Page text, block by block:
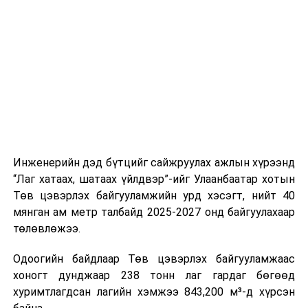
өдөр тутмын ажлын бэлэн байдлыг хангах зэрэг
практик ур чадварыг сургалтын хөтөлбөрт тусгажээ.
Сургалтыг танилцуулах лекц, асуулт-хариулт,
жишээнд суурилсан сургалт, багаар ажиллах дасгал,
танилцах, онцгой нөхцөлд ажиллах дадлага зэрэг
онол, практик хосолсон хэлбэрээр зохион байгуулж
байна.
Инженерийн дэд бүтцийг сайжруулах ажлын хүрээнд
“Лаг хатаах, шатаах үйлдвэр”-ийг Улаанбаатар хотын
Төв цэвэрлэх байгууламжийн урд хэсэгт, нийт 40
мянган ам метр талбайд 2025-2027 онд байгуулахаар
төлөвлөжээ.
Одоогийн байдлаар Төв цэвэрлэх байгууламжаас
хоногт дунджаар 238 тонн лаг гардаг бөгөөд
хуримтлагдсан лагийн хэмжээ 843,200 м³-д хүрсэн